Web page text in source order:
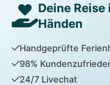
Deine
Händen
Handgeprüfte
98%
24/7 Livechat